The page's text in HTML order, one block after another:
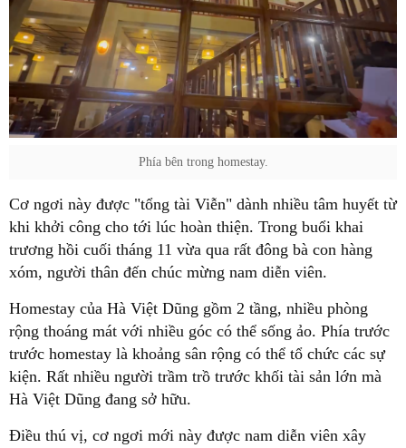
Phía bên trong homestay.
Cơ ngơi này được "tổng tài Viễn" dành nhiều tâm huyết từ
khi khởi công cho tới lúc hoàn thiện. Trong buổi khai
trương hồi cuối tháng 11 vừa qua rất đông bà con hàng
xóm, người thân đến chúc mừng nam diễn viên.
Homestay của Hà Việt Dũng gồm 2 tầng, nhiều phòng
rộng thoáng mát với nhiều góc có thể sống ảo. Phía trước
trước homestay là khoảng sân rộng có thể tổ chức các sự
kiện. Rất nhiều người trầm trồ trước khối tài sản lớn mà
Hà Việt Dũng đang sở hữu.
Điều thú vị, cơ ngơi mới này được nam diễn viên xây